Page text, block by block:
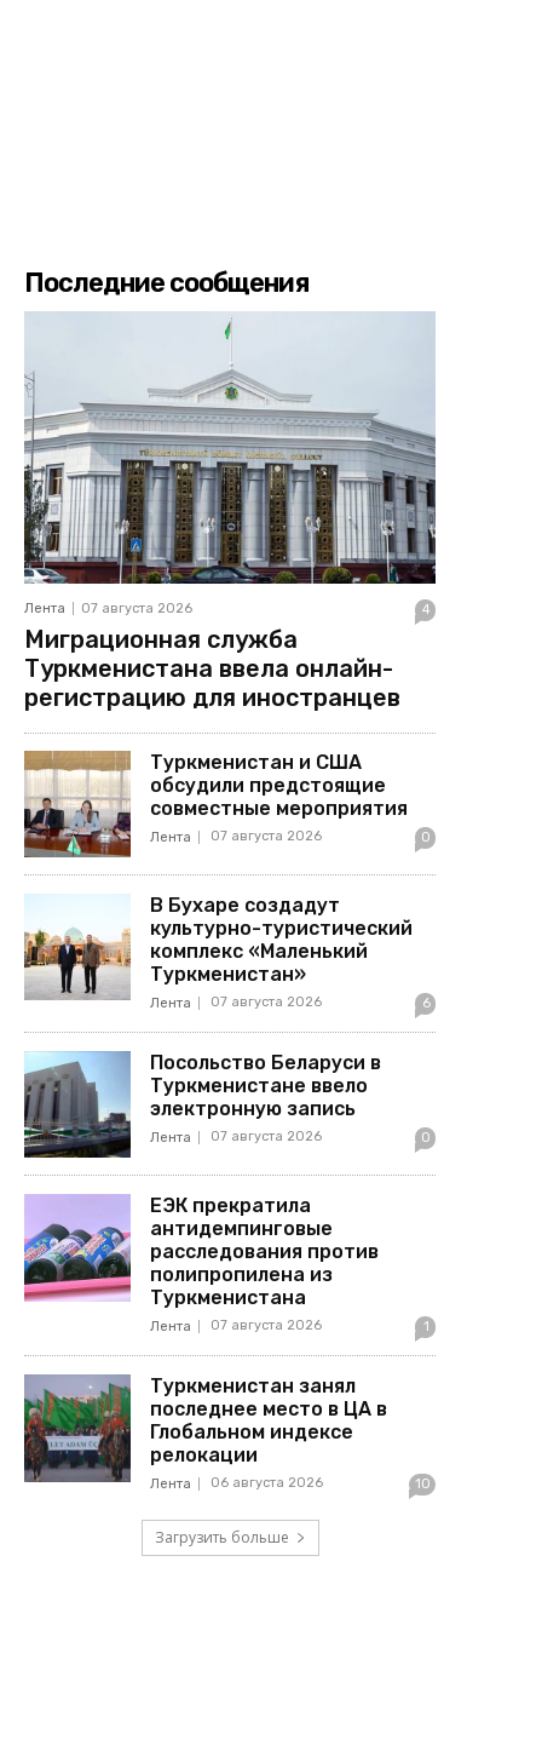
Последние сообщения
Лента 07 августа 2026 4
Миграционная служба
Туркменистана ввела онлайн-
регистрацию для иностранцев
Туркменистан и США
обсудили предстоящие
совместные мероприятия
Лента 07 августа 2026 0
В Бухаре создадут
культурно-туристический
комплекс «Маленький
Туркменистан»
Лента 07 августа 2026 6
Посольство Беларуси в
Туркменистане ввело
электронную запись
Лента 07 августа 2026 0
ЕЭК прекратила
антидемпинговые
расследования против
полипропилена из
Туркменистана
Лента 07 августа 2026 1
Туркменистан занял
последнее место в ЦА в
Глобальном индексе
релокации
Лента 06 августа 2026 10
Загрузить больше